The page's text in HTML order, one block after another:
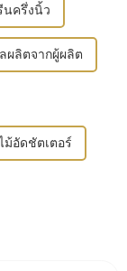
นครึ่งนิ้ว
ผลิตจากผู้ผลิต
ม้อัดชัตเตอร์